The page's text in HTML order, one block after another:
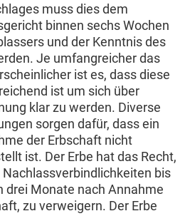
muss dies dem
binnen sechs Wochen
und der Kenntnis des
Je umfangreicher das
ist es, dass diese
ist um sich über
klar zu werden. Diverse
sorgen dafür, dass ein
der Erbschaft nicht
ist. Der Erbe hat das Recht,
bis
drei Monate nach Annahme
zu verweigern. Der Erbe